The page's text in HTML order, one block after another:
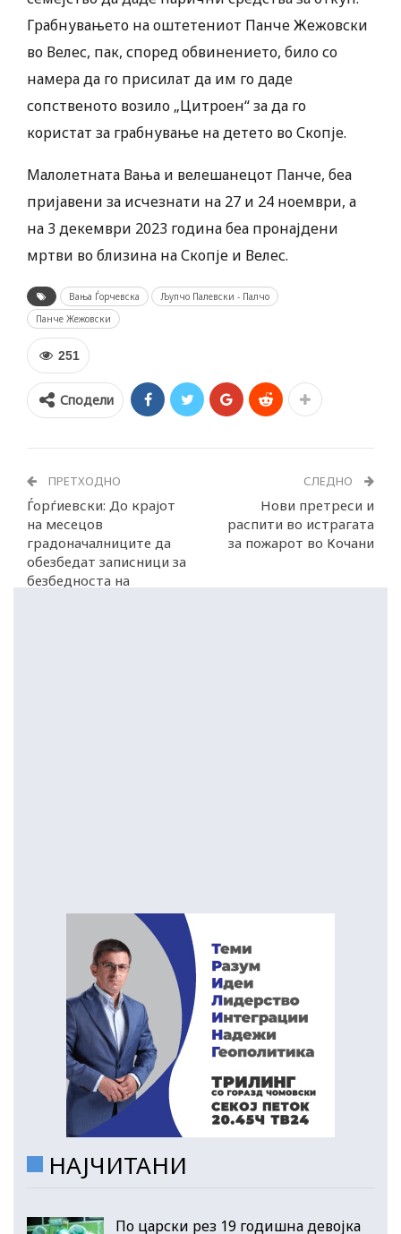
Грабнувањето на оштетениот Панче Жежовски
во Велес, пак, според обвинението, било со
намера да го присилат да им го даде
сопственото возило „Цитроен“ за да го
користат за грабнување на детето во Скопје.
Малолетната Вања и велешанецот Панче, беа
пријавени за исчезнати на 27 и 24 ноември, а
на 3 декември 2023 година беа пронајдени
мртви во близина на Скопје и Велес.
Вања Ѓорчевска
Љупчо Палевски - Палчо
Панче Жежовски
251
Сподели
ПРЕТХОДНО
Ѓорѓиевски: До крајот
на месецов
градоначалниците да
обезбедат записници за
безбедноста на
СЛЕДНО
Нови претреси и
распити во истрагата
за пожарот во Кочани
НАЈЧИТАНИ
По царски рез 19 годишна девојка